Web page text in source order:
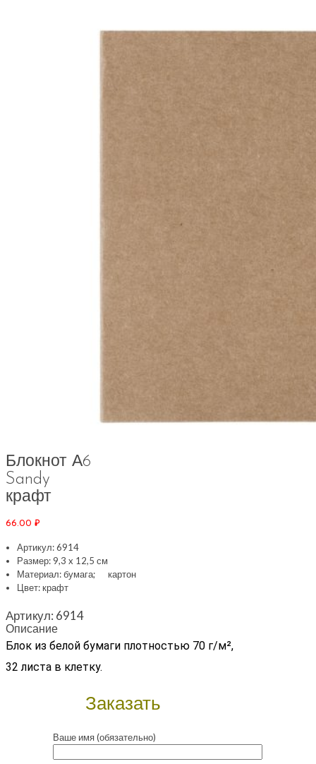
Блокнот А6
Sandy
крафт
66.00 ₽
Артикул: 6914
Размер: 9,3 x 12,5 см
Материал: бумага; картон
Цвет: крафт
Артикул: 6914
Описание
Блок из белой бумаги плотностью 70 г/м²,
32 листа в клетку.
Заказать
Ваше имя (обязательно)